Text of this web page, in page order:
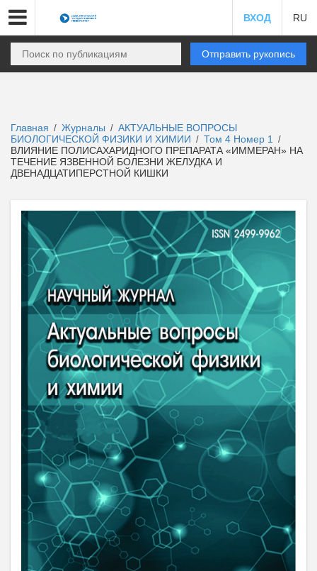
ВХОД RU
Отправить рукопись
Главная / Журналы / АКТУАЛЬНЫЕ ВОПРОСЫ
БИОЛОГИЧЕСКОЙ ФИЗИКИ И ХИМИИ / Том 4 Номер 1 /
ВЛИЯНИЕ ПОЛИСАХАРИДНОГО ПРЕПАРАТА «ИММЕРАН» НА
ТЕЧЕНИЕ ЯЗВЕННОЙ БОЛЕЗНИ ЖЕЛУДКА И
ДВЕНАДЦАТИПЕРСТНОЙ КИШКИ